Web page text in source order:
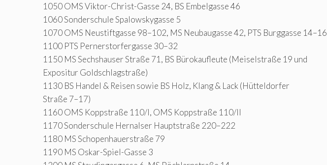
1050 OMS Viktor-Christ-Gasse 24, BS Embelgasse 46
1060 Sonderschule Spalowskygasse 5
1070 OMS Neustiftgasse 98–102, MS Neubaugasse 42, PTS Burggasse 14–16
1100 PTS Pernerstorfergasse 30–32
1150 MS Sechshauser Straße 71, BS Bürokaufleute (Meiselstraße 19 und
Expositur Goldschlagstraße)
1130 BS Handel & Reisen sowie BS Holz, Klang & Lack (Hütteldorfer
Straße 7–17)
1160 OMS Koppstraße 110/I, OMS Koppstraße 110/II
1170 Sonderschule Hernalser Hauptstraße 220–222
1180 MS Schopenhauerstraße 79
1190 MS Oskar-Spiel-Gasse 3